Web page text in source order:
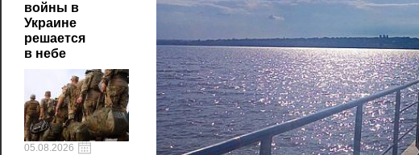
войны в
Украине
решается
в небе
05.08.2026